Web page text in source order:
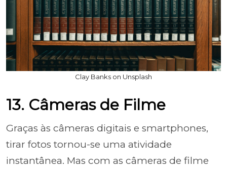
Clay Banks on Unsplash
13. Câmeras de Filme
Graças às câmeras digitais e smartphones,
tirar fotos tornou-se uma atividade
instantânea. Mas com as câmeras de filme